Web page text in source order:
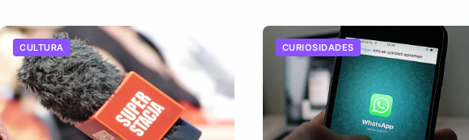
CULTURA CURIOSIDADES